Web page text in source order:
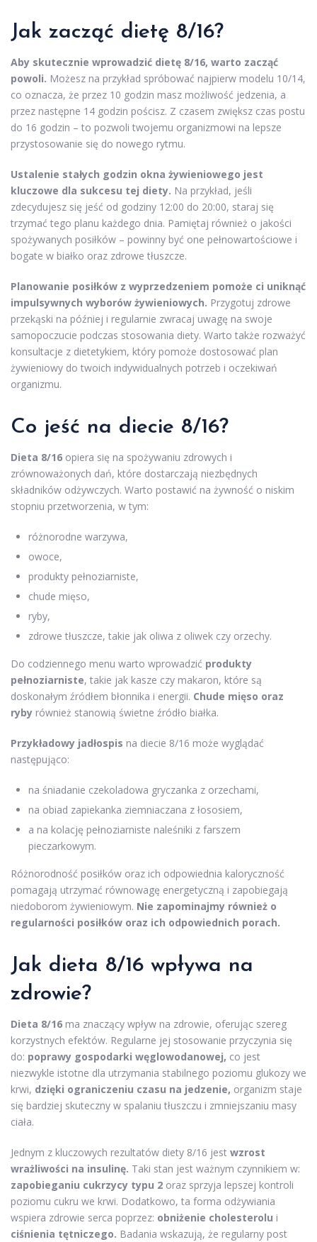
Jak zacząć dietę 8/16?
Aby skutecznie wprowadzić dietę 8/16, warto zacząć
powoli. Możesz na przykład spróbować najpierw modelu 10/14,
co oznacza, że przez 10 godzin masz możliwość jedzenia, a
przez następne 14 godzin pościsz. Z czasem zwiększ czas postu
do 16 godzin – to pozwoli twojemu organizmowi na lepsze
przystosowanie się do nowego rytmu.
Ustalenie stałych godzin okna żywieniowego jest
kluczowe dla sukcesu tej diety. Na przykład, jeśli
zdecydujesz się jeść od godziny 12:00 do 20:00, staraj się
trzymać tego planu każdego dnia. Pamiętaj również o jakości
spożywanych posiłków – powinny być one pełnowartościowe i
bogate w białko oraz zdrowe tłuszcze.
Planowanie posiłków z wyprzedzeniem pomoże ci uniknąć
impulsywnych wyborów żywieniowych. Przygotuj zdrowe
przekąski na później i regularnie zwracaj uwagę na swoje
samopoczucie podczas stosowania diety. Warto także rozważyć
konsultacje z dietetykiem, który pomoże dostosować plan
żywieniowy do twoich indywidualnych potrzeb i oczekiwań
organizmu.
Co jeść na diecie 8/16?
Dieta 8/16 opiera się na spożywaniu zdrowych i
zrównoważonych dań, które dostarczają niezbędnych
składników odżywczych. Warto postawić na żywność o niskim
stopniu przetworzenia, w tym:
różnorodne warzywa,
owoce,
produkty pełnoziarniste,
chude mięso,
ryby,
zdrowe tłuszcze, takie jak oliwa z oliwek czy orzechy.
Do codziennego menu warto wprowadzić produkty
pełnoziarniste, takie jak kasze czy makaron, które są
doskonałym źródłem błonnika i energii. Chude mięso oraz
ryby również stanowią świetne źródło białka.
Przykładowy jadłospis na diecie 8/16 może wyglądać
następująco:
na śniadanie czekoladowa gryczanka z orzechami,
na obiad zapiekanka ziemniaczana z łososiem,
a na kolację pełnoziarniste naleśniki z farszem
pieczarkowym.
Różnorodność posiłków oraz ich odpowiednia kaloryczność
pomagają utrzymać równowagę energetyczną i zapobiegają
niedoborom żywieniowym. Nie zapominajmy również o
regularności posiłków oraz ich odpowiednich porach.
Jak dieta 8/16 wpływa na
zdrowie?
Dieta 8/16 ma znaczący wpływ na zdrowie, oferując szereg
korzystnych efektów. Regularne jej stosowanie przyczynia się
do: poprawy gospodarki węglowodanowej, co jest
niezwykle istotne dla utrzymania stabilnego poziomu glukozy we
krwi, dzięki ograniczeniu czasu na jedzenie, organizm staje
się bardziej skuteczny w spalaniu tłuszczu i zmniejszaniu masy
ciała.
Jednym z kluczowych rezultatów diety 8/16 jest wzrost
wrażliwości na insulinę. Taki stan jest ważnym czynnikiem w:
zapobieganiu cukrzycy typu 2 oraz sprzyja lepszej kontroli
poziomu cukru we krwi. Dodatkowo, ta forma odżywiania
wspiera zdrowie serca poprzez: obniżenie cholesterolu i
ciśnienia tętniczego. Badania wskazują, że regularny post